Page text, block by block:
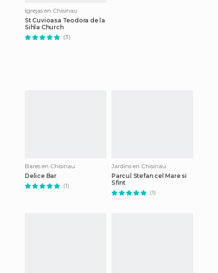
Igrejas en Chisinau
St Cuvioasa Teodora de la
Sihla Church
(3)
Bares en Chisinau
Delice Bar
(1)
Jardins en Chisinau
Parcul Stefan cel Mare si
Sfint
(1)